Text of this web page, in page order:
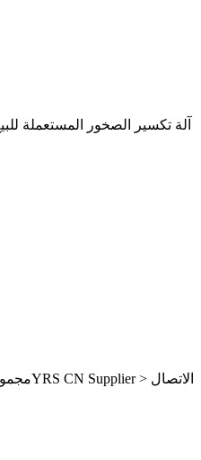
آلة تكسير الصخور المستعملة